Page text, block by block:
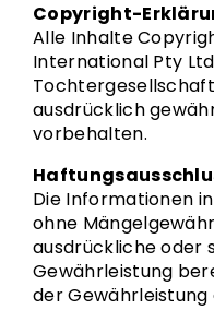
Copyright-
Alle Inhalte
International Pty
ausdrücklich
vorbehalten.
Die Informationen
ohne
ausdrückliche oder
Gewährleistung
der